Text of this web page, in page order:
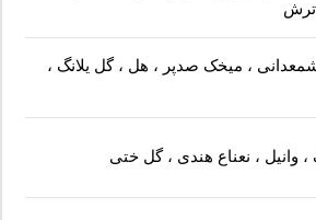
ترش
، میخک صدپر ، هل ، گل یلانگ ،
وانیل ، نعناع هندی ، گل ختی